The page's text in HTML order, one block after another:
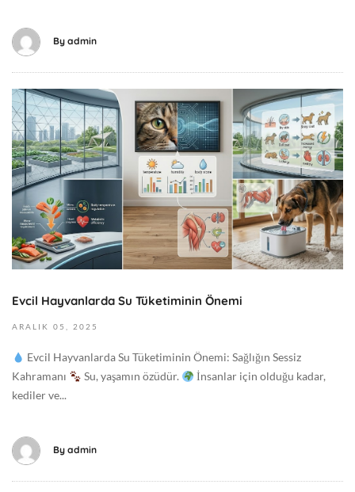
e
2
-
7
T
0
8
:
2
1
9
0
0
0
G
e
By admin
M
a
y
ı
s
1
2
0
6
2
2
5
-
2
-
Evcil Hayvanlarda Su Tüketiminin Önemi
ARALIK 05, 2025
Evcil Hayvanlarda Su Tüketiminin Önemi: Sağlığın Sessiz
Kahramanı
Su, yaşamın özüdür.
İnsanlar için olduğu kadar,
kediler ve...
By admin